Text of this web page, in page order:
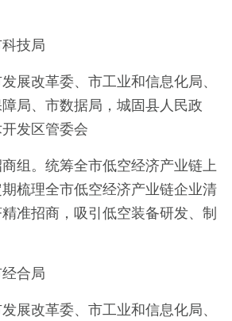
技局
展改革委、市工业和信息化局、
局、市数据局，城固县人民政
发区管委会
商组。统筹全市低空经济产业链上
梳理全市低空经济产业链企业清
准招商，吸引低空装备研发、制
合局
展改革委、市工业和信息化局、